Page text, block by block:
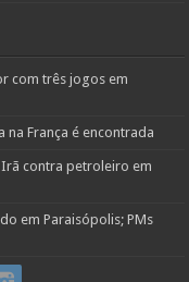
com três jogos em
na França é encontrada
contra petroleiro em
em Paraisópolis; PMs